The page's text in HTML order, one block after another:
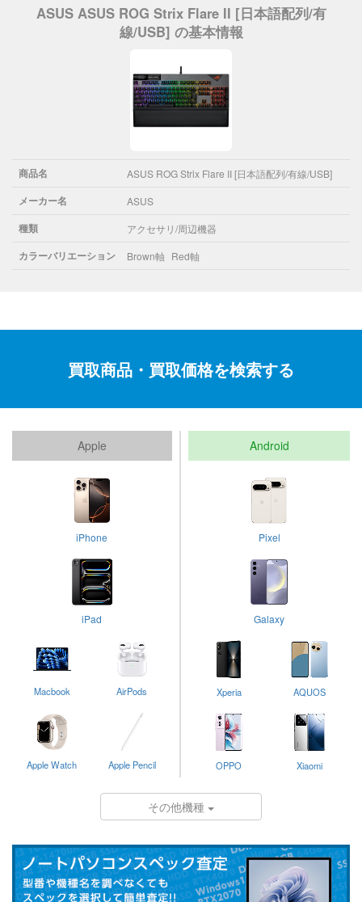
ASUS ASUS ROG Strix Flare II [日本語配列/有
線/USB] の基本情報
商品名 ASUS ROG Strix Flare II [日本語配列/有線/USB]
メーカー名 ASUS
種類 アクセサリ/周辺機器
カラーバリエーション Brown軸 Red軸
買取商品・買取価格を検索する
Apple
iPhone
iPad
Macbook AirPods
Apple Watch Apple Pencil
Android
Pixel
Galaxy
Xperia AQUOS
OPPO Xiaomi
その他機種